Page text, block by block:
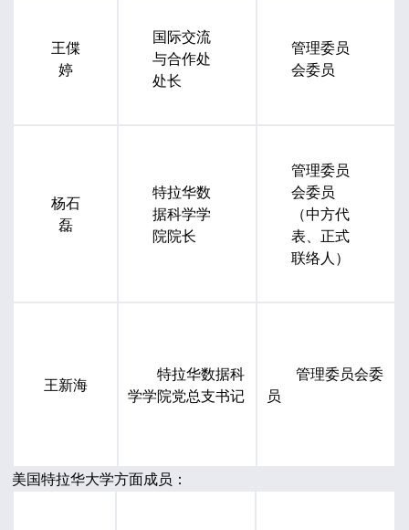
王偞
婷
国际交流
与合作处
处长
管理委员
会委员
杨石
磊
特拉华数
据科学学
院院长
管理委员
会委员
（中方代
表、正式
联络人）
王新海
特拉华数据科
学学院党总支书记
管理委员会委
员
美国特拉华大学方面成员：